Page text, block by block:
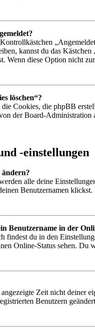
kannst du das
Wenn diese Option nicht
löschen“?
Cookies, die phpBB
der Board-
-einstellungen
ändern?
alle deine
Benutzernamen
Benutzername in der
findest du in den
Online-Status sehen. Du
Zeit nicht deiner
Benutzern